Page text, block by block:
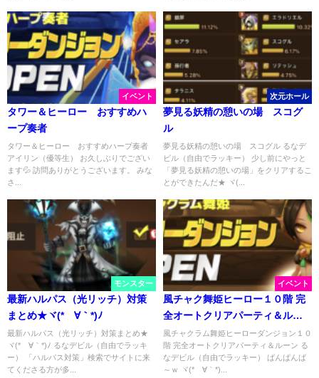
イベント
タワー＆ヒーロー おすすめハ
ープ奏者
タワー＆ヒーロー おすすめハープ奏者
アイリン（優等生） お久しぶりでござい
ます💦 訪問ありがとうございます。 みな
さ...
次元ホール
夢見る妖精の憩いの場 スコグ
ル
夢見る妖精の憩いの場 スコグル るなデ
ビル（自由でラッキー） 少し前にやっと
「夢見る妖精の憩いの場」をクリアするこ
とができたんだ★ ヾ(...
モンスター
最新ハルパス（光リッチ）対策
まとめ★ヾ(*´∀｀*)ﾉ
最新ハルパス（光リッチ）対策まとめ★
ヾ(*´∀｀*)ﾉ るなデビル（自由でラッキ
ー） 「ハルパス対策」検索でサイトに来
てくださる方が多...
イベント
風チャク舞姫ヒーロー１０階 完
全オートクリアパーティ＆ルー
ン
風チャクラム舞姫ヒーローダンジョン１０
階 完全オートクリアパーティ＆ルーン る
なデビル（自由でラッキー） ばんばんば
～ｗ ヾ(*´∀｀*)...